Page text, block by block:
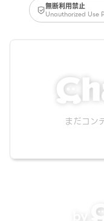
無断利用禁止
Unauthorized Use
まだコン